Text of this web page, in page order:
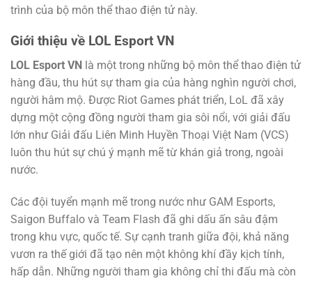
trình của bộ môn thể thao điện tử này.
Giới thiệu về LOL Esport VN
LOL Esport VN là một trong những bộ môn thể thao điện tử
hàng đầu, thu hút sự tham gia của hàng nghìn người chơi,
người hâm mộ. Được Riot Games phát triển, LoL đã xây
dựng một cộng đồng người tham gia sôi nổi, với giải đấu
lớn như Giải đấu Liên Minh Huyền Thoại Việt Nam (VCS)
luôn thu hút sự chú ý mạnh mẽ từ khán giả trong, ngoài
nước.
Các đội tuyển mạnh mẽ trong nước như GAM Esports,
Saigon Buffalo và Team Flash đã ghi dấu ấn sâu đậm
trong khu vực, quốc tế. Sự cạnh tranh giữa đội, khả năng
vươn ra thế giới đã tạo nên một không khí đầy kịch tính,
hấp dẫn. Những người tham gia không chỉ thi đấu mà còn